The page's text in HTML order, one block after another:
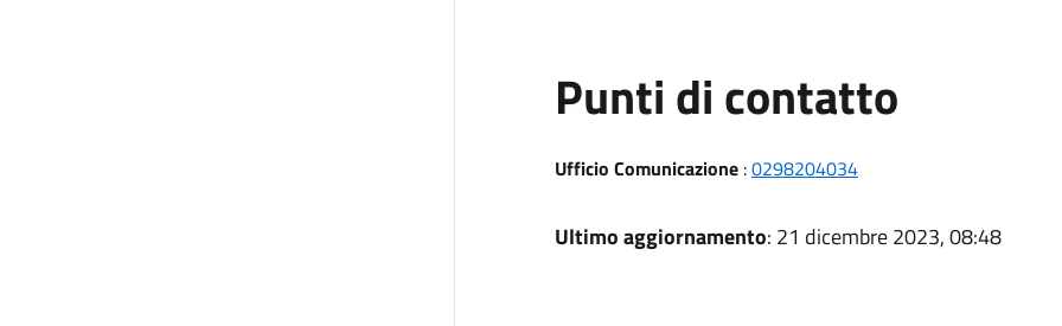
Punti di contatto
Ufficio Comunicazione:0298204034
Ultimo aggiornamento: 21 dicembre 2023, 08:48